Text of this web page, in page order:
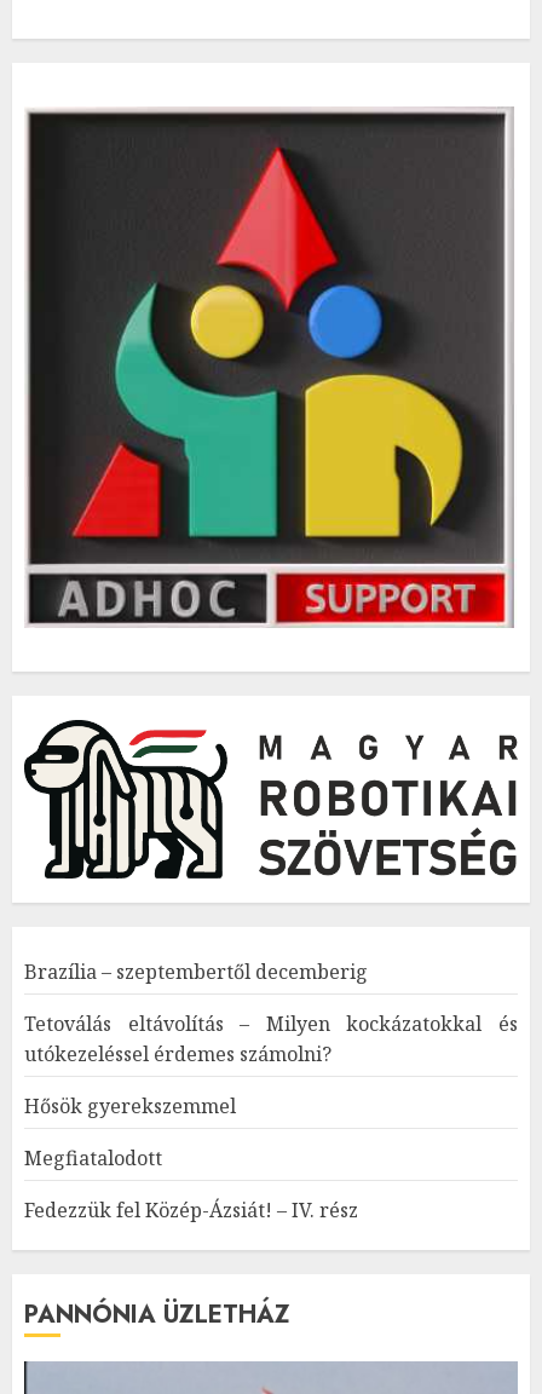
Brazília – szeptembertől decemberig
Tetoválás eltávolítás – Milyen kockázatokkal és
utókezeléssel érdemes számolni?
Hősök gyerekszemmel
Megfiatalodott
Fedezzük fel Közép-Ázsiát! – IV. rész
PANNÓNIA ÜZLETHÁZ